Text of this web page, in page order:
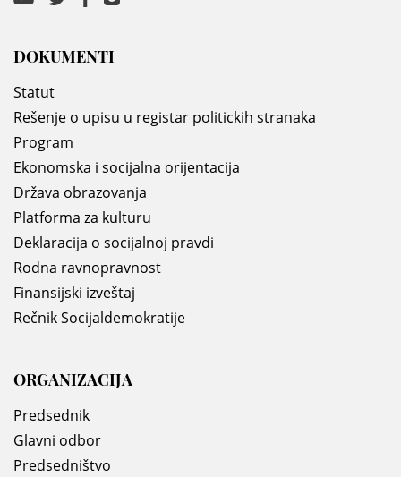
DOKUMENTI
Statut
Rešenje o upisu u registar politickih stranaka
Program
Ekonomska i socijalna orijentacija
Država obrazovanja
Platforma za kulturu
Deklaracija o socijalnoj pravdi
Rodna ravnopravnost
Finansijski izveštaj
Rečnik Socijaldemokratije
ORGANIZACIJA
Predsednik
Glavni odbor
Predsedništvo